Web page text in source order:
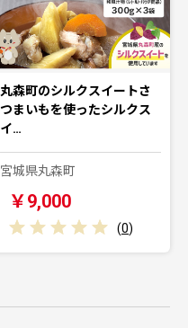
丸森町のシルクスイートさ
つまいもを使ったシルクス
イ…
宮城県丸森町
￥9,000
(0)